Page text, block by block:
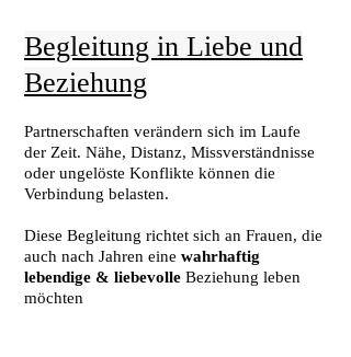
Begleitung in Liebe und
Beziehung
Partnerschaften verändern sich im Laufe
der Zeit. Nähe, Distanz, Missverständnisse
oder ungelöste Konflikte können die
Verbindung belasten.
Diese Begleitung richtet sich an Frauen, die
auch nach Jahren eine wahrhaftig
lebendige & liebevolle Beziehung leben
möchten